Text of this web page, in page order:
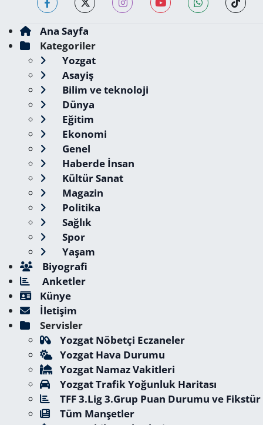
Ana Sayfa
Kategoriler
Yozgat
Asayiş
Bilim ve teknoloji
Dünya
Eğitim
Ekonomi
Genel
Haberde İnsan
Kültür Sanat
Magazin
Politika
Sağlık
Spor
Yaşam
Biyografi
Anketler
Künye
İletişim
Servisler
Yozgat Nöbetçi Eczaneler
Yozgat Hava Durumu
Yozgat Namaz Vakitleri
Yozgat Trafik Yoğunluk Haritası
TFF 3.Lig 3.Grup Puan Durumu ve Fikstür
Tüm Manşetler